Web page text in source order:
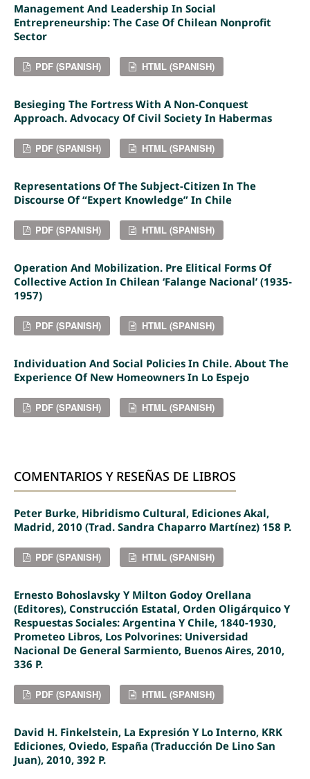
Management And Leadership In Social
Entrepreneurship: The Case Of Chilean Nonprofit
Sector
PDF (SPANISH) HTML (SPANISH)
Besieging The Fortress With A Non-Conquest
Approach. Advocacy Of Civil Society In Habermas
PDF (SPANISH) HTML (SPANISH)
Representations Of The Subject-Citizen In The
Discourse Of “expert Knowledge” In Chile
PDF (SPANISH) HTML (SPANISH)
Operation And Mobilization. Pre Elitical Forms Of
Collective Action In Chilean ‘Falange Nacional’ (1935-
1957)
PDF (SPANISH) HTML (SPANISH)
Individuation And Social Policies In Chile. About The
Experience Of New Homeowners In Lo Espejo
PDF (SPANISH) HTML (SPANISH)
COMENTARIOS Y RESEÑAS DE LIBROS
Peter Burke, Hibridismo Cultural, Ediciones Akal,
Madrid, 2010 (Trad. Sandra Chaparro Martínez) 158 P.
PDF (SPANISH) HTML (SPANISH)
Ernesto Bohoslavsky Y Milton Godoy Orellana
(editores), Construcción Estatal, Orden Oligárquico Y
Respuestas Sociales: Argentina Y Chile, 1840-1930,
Prometeo Libros, Los Polvorines: Universidad
Nacional De General Sarmiento, Buenos Aires, 2010,
336 P.
PDF (SPANISH) HTML (SPANISH)
David H. Finkelstein, La Expresión Y Lo Interno, KRK
Ediciones, Oviedo, España (Traducción De Lino San
Juan), 2010, 392 P.